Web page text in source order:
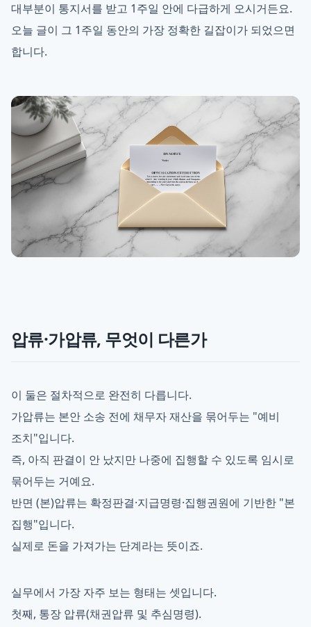
대부분이 통지서를 받고 1주일 안에 다급하게 오시거든요.
오늘 글이 그 1주일 동안의 가장 정확한 길잡이가 되었으면
합니다.
압류·가압류, 무엇이 다른가
이 둘은 절차적으로 완전히 다릅니다.
가압류는 본안 소송 전에 채무자 재산을 묶어두는 "예비
조치"입니다.
즉, 아직 판결이 안 났지만 나중에 집행할 수 있도록 임시로
묶어두는 거예요.
반면 (본)압류는 확정판결·지급명령·집행권원에 기반한 "본
집행"입니다.
실제로 돈을 가져가는 단계라는 뜻이죠.
실무에서 가장 자주 보는 형태는 셋입니다.
첫째, 통장 압류(채권압류 및 추심명령).